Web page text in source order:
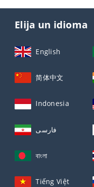
Elija un idioma
English
简体中文
Indonesia
فارسی
বাংলা
Tiếng Việt